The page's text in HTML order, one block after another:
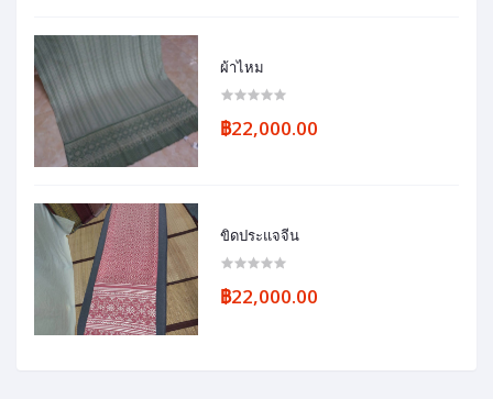
ผ้าไหม
฿22,000.00
ขิดประแจจีน
฿22,000.00